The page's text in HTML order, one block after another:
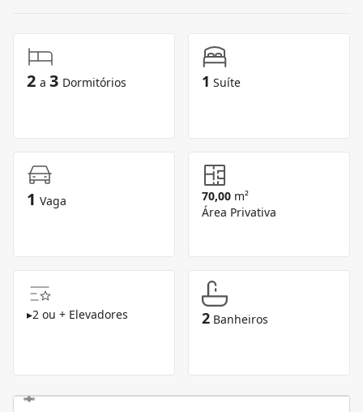
2 a 3 Dormitórios 1 Suíte
1 Vaga 70,00 m²
Área Privativa
▸2 ou + Elevadores 2 Banheiros